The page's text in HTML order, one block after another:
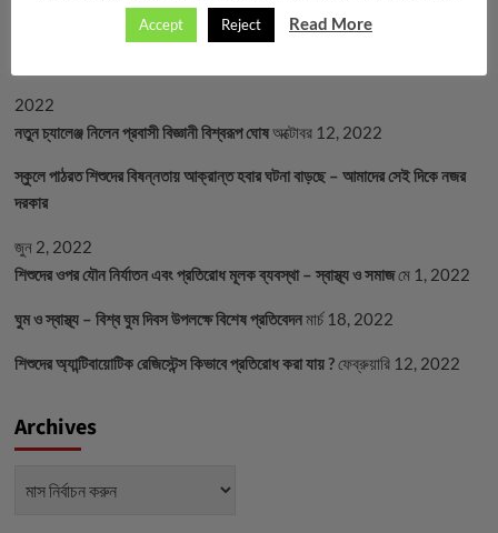
প্রস্টেট ক্যান্সার প্রতিরোধে সচেতন হোন জানুয়ারি 15, 2023
2022
নতুন চ্যালেঞ্জ নিলেন প্রবাসী বিজ্ঞানী বিশ্বরূপ ঘোষঅক্টোবর 12, 2022
স্কুলে পাঠরত শিশুদের বিষন্নতায় আক্রান্ত হবার ঘটনা বাড়ছে – আমাদের সেই দিকে নজর
দরকার
জুন 2, 2022
শিশুদের ওপর যৌন নির্যাতন এবং প্রতিরোধ মূলক ব্যবস্থা – স্বাস্থ্য ও সমাজমে 1, 2022
ঘুম ও স্বাস্থ্য – বিশ্ব ঘুম দিবস উপলক্ষে বিশেষ প্রতিবেদনমার্চ 18, 2022
শিশুদের অ্যান্টিবায়োটিক রেজিস্টেন্স কিভাবে প্রতিরোধ করা যায় ?ফেব্রুয়ারি 12, 2022
Archives
Archives
Accept Reject Read More